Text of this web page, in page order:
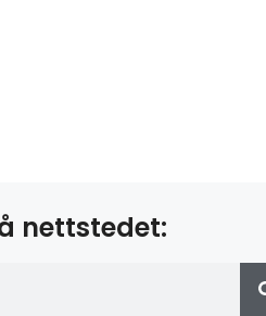
nettstedet: